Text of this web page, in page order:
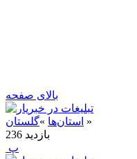
بالای صفحه
استان‌ها »گلستان
»
236 بازدید
‍ پ